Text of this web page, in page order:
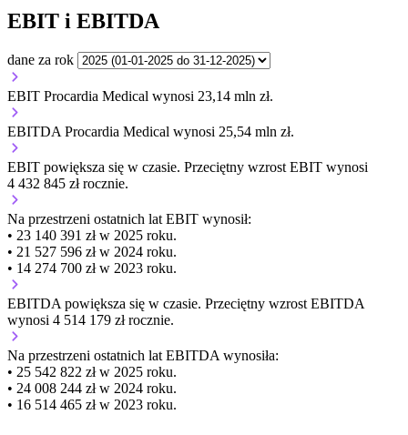
EBIT i EBITDA
dane za rok
EBIT Procardia Medical wynosi 23,14 mln zł.
EBITDA Procardia Medical wynosi 25,54 mln zł.
EBIT powiększa się w czasie. Przeciętny wzrost EBIT wynosi
4 432 845 zł rocznie.
Na przestrzeni ostatnich lat EBIT wynosił:
• 23 140 391 zł w 2025 roku.
• 21 527 596 zł w 2024 roku.
• 14 274 700 zł w 2023 roku.
EBITDA powiększa się w czasie. Przeciętny wzrost EBITDA
wynosi 4 514 179 zł rocznie.
Na przestrzeni ostatnich lat EBITDA wynosiła:
• 25 542 822 zł w 2025 roku.
• 24 008 244 zł w 2024 roku.
• 16 514 465 zł w 2023 roku.